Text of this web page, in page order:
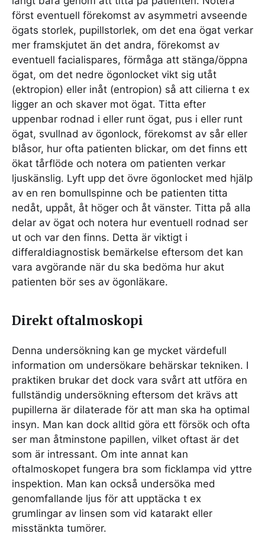
först eventuell förekomst av asymmetri avseende
ögats storlek, pupillstorlek, om det ena ögat verkar
mer framskjutet än det andra, förekomst av
eventuell facialispares, förmåga att stänga/öppna
ögat, om det nedre ögonlocket vikt sig utåt
(ektropion) eller inåt (entropion) så att cilierna t ex
ligger an och skaver mot ögat. Titta efter
uppenbar rodnad i eller runt ögat, pus i eller runt
ögat, svullnad av ögonlock, förekomst av sår eller
blåsor, hur ofta patienten blickar, om det finns ett
ökat tårflöde och notera om patienten verkar
ljuskänslig. Lyft upp det övre ögonlocket med hjälp
av en ren bomullspinne och be patienten titta
nedåt, uppåt, åt höger och åt vänster. Titta på alla
delar av ögat och notera hur eventuell rodnad ser
ut och var den finns. Detta är viktigt i
differaldiagnostisk bemärkelse eftersom det kan
vara avgörande när du ska bedöma hur akut
patienten bör ses av ögonläkare.
Direkt oftalmoskopi
Denna undersökning kan ge mycket värdefull
information om undersökare behärskar tekniken. I
praktiken brukar det dock vara svårt att utföra en
fullständig undersökning eftersom det krävs att
pupillerna är dilaterade för att man ska ha optimal
insyn. Man kan dock alltid göra ett försök och ofta
ser man åtminstone papillen, vilket oftast är det
som är intressant. Om inte annat kan
oftalmoskopet fungera bra som ficklampa vid yttre
inspektion. Man kan också undersöka med
genomfallande ljus för att upptäcka t ex
grumlingar av linsen som vid katarakt eller
misstänkta tumörer.